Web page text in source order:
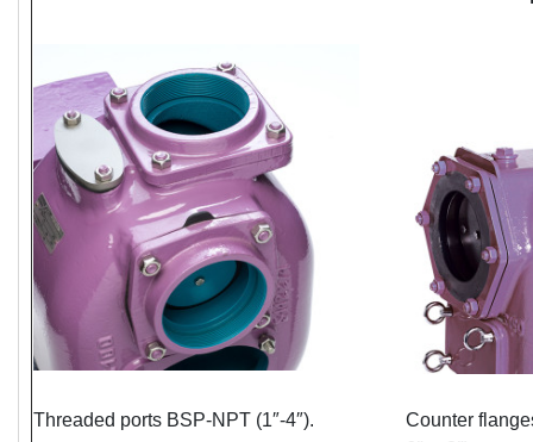
Threaded ports BSP-NPT (1″-4″).
Counter